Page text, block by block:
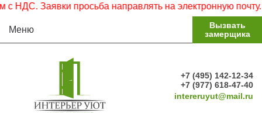
Заявки просьба направлять на электронную почту.
Меню
Вызвать
замерщика
+7 (495) 142-12-34
+7 (977) 618-47-40
intereruyut@mail.ru